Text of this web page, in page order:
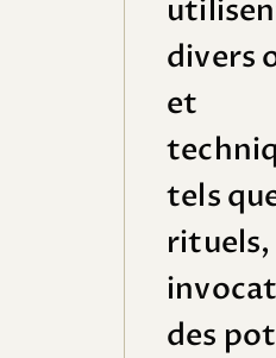
divers
et
tels
rituels,
des